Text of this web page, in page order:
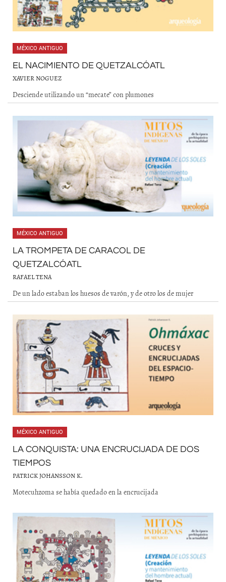
MÉXICO ANTIGUO
EL NACIMIENTO DE QUETZALCÓATL
XAVIER NOGUEZ
Desciende utilizando un “mecate” con plumones
MÉXICO ANTIGUO
LA TROMPETA DE CARACOL DE
QUETZALCÓATL
RAFAEL TENA
De un lado estaban los huesos de varón, y de otro los de mujer
MÉXICO ANTIGUO
LA CONQUISTA: UNA ENCRUCIJADA DE DOS
TIEMPOS
PATRICK JOHANSSON K.
Motecuhzoma se había quedado en la encrucijada